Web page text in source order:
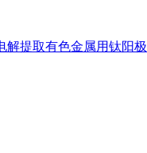
解提取有色金属用钛阳极